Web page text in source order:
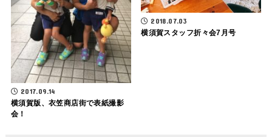
2017.09.14
横須賀版、衣笠商店街で表紙撮影
会！
2018.07.03
横須賀スタッフ折々会7月号